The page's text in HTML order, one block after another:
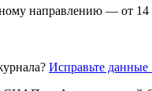
направлению — от 14
Исправьте